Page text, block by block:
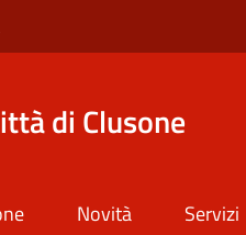
di Clusone
Novità Servizi